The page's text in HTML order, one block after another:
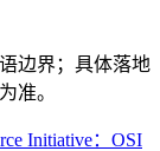
边界；具体落地
准。
Initiative：OSI